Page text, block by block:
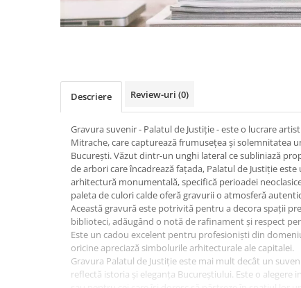
Descriere Review-uri (0)
Gravura suvenir - Palatul de Justiție - este o lucrare
Mitrache, care capturează frumusețea și solemnitatea
București. Văzut dintr-un unghi lateral ce subliniază
de arbori care încadrează fațada, Palatul de Justiție
arhitectură monumentală, specifică perioadei
paleta de culori calde oferă gravurii o atmosferă
Această gravură este potrivită pentru a decora spații
biblioteci, adăugând o notă de rafinament și respect
Este un cadou excelent pentru profesioniști din
oricine apreciază simbolurile arhitecturale ale capitalei.
Gravura Palatul de Justiție este mai mult decât un
reflectă istoria și eleganța Bucureștiului. Este o